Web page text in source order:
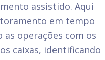
assistido. Aqui
em tempo
operações com os
caixas, identificando